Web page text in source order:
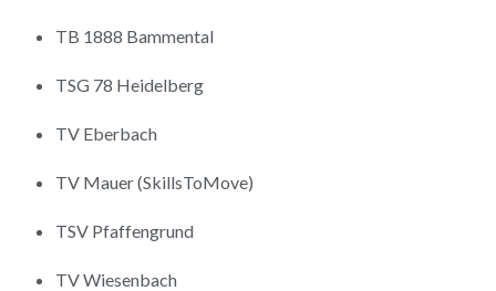
TB 1888 Bammental
TSG 78 Heidelberg
TV Eberbach
TV Mauer (SkillsToMove)
TSV Pfaffengrund
TV Wiesenbach